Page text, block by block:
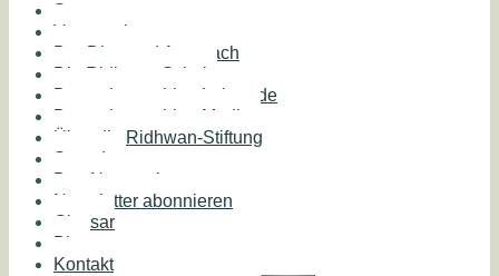
Start
Veranstaltungen
Der Diamond Approach
Die Ridhwan Schule
Deutschsprachige Lehrende
Deutschsprachige Medien
Über die Ridhwan-Stiftung
Spenden
Das Netzwerk
Newsletter abonnieren
Glossar
Blog
Kontakt